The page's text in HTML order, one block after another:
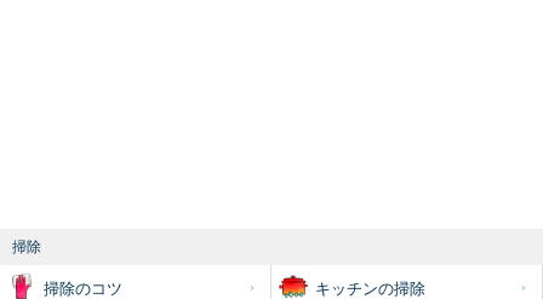
掃除
掃除のコツ キッチンの掃除